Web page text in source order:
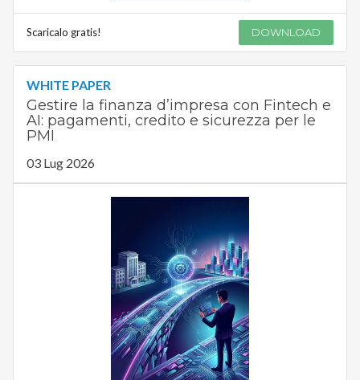
Scaricalo gratis! DOWNLOAD
WHITE PAPER
Gestire la finanza d’impresa con Fintech e
AI: pagamenti, credito e sicurezza per le
PMI
03 Lug 2026